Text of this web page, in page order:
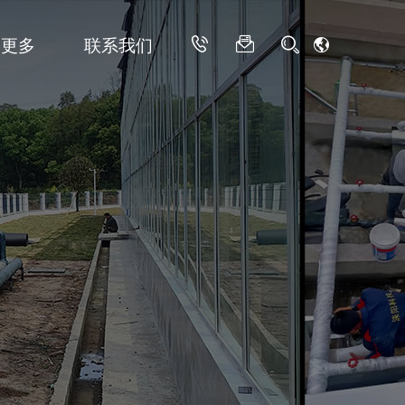
视频中心
不锈钢变频冷暖机 商用型款超低温冷暖机
调
更多 联系我们